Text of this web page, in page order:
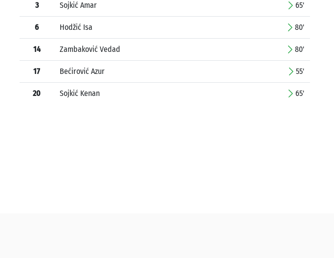
3 Sojkić Amar 65'
6 Hodžić Isa 80'
14 Zambaković Vedad 80'
17 Bećirović Azur 55'
20 Sojkić Kenan 65'